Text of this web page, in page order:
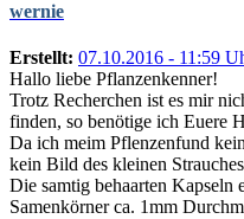
wernie
Erstellt: 07.10.2016 - 11:59
Hallo liebe Pflanzenkenner!
Trotz Recherchen ist es mir
finden, so benötige ich Euere
Da ich meim Pflenzenfund
kein Bild des kleinen
Die samtig behaarten Kapseln
Samenkörner ca. 1mm